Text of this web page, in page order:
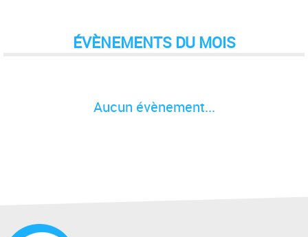
ÉVÈNEMENTS DU MOIS
Aucun évènement...